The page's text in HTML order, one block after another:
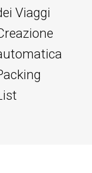
Viaggi